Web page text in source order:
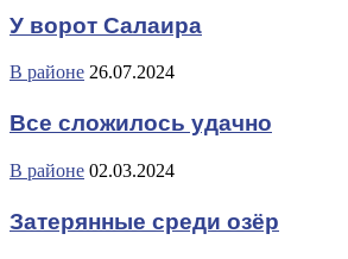
У ворот Салаира
В районе 26.07.2024
Все сложилось удачно
В районе 02.03.2024
Затерянные среди озёр